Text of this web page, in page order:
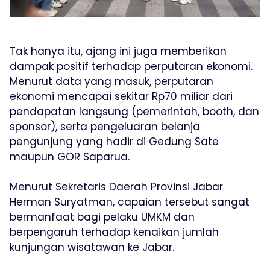
Tak hanya itu, ajang ini juga memberikan
dampak positif terhadap perputaran ekonomi.
Menurut data yang masuk, perputaran
ekonomi mencapai sekitar Rp70 miliar dari
pendapatan langsung (pemerintah, booth, dan
sponsor), serta pengeluaran belanja
pengunjung yang hadir di Gedung Sate
maupun GOR Saparua.
Menurut Sekretaris Daerah Provinsi Jabar
Herman Suryatman, capaian tersebut sangat
bermanfaat bagi pelaku UMKM dan
berpengaruh terhadap kenaikan jumlah
kunjungan wisatawan ke Jabar.